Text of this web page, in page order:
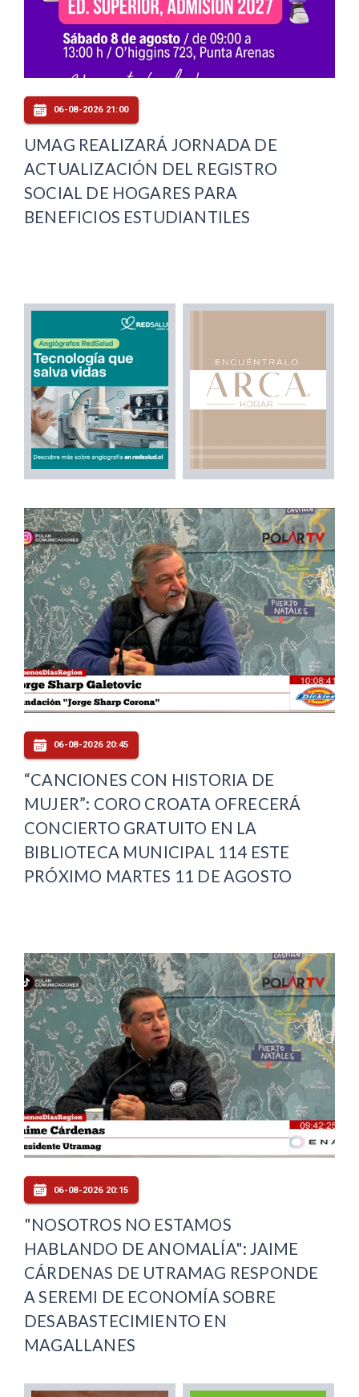
06-08-2026 21:00
UMAG REALIZARÁ JORNADA DE
ACTUALIZACIÓN DEL REGISTRO
SOCIAL DE HOGARES PARA
BENEFICIOS ESTUDIANTILES
06-08-2026 20:45
“CANCIONES CON HISTORIA DE
MUJER”: CORO CROATA OFRECERÁ
CONCIERTO GRATUITO EN LA
BIBLIOTECA MUNICIPAL 114 ESTE
PRÓXIMO MARTES 11 DE AGOSTO
06-08-2026 20:15
"NOSOTROS NO ESTAMOS
HABLANDO DE ANOMALÍA": JAIME
CÁRDENAS DE UTRAMAG RESPONDE
A SEREMI DE ECONOMÍA SOBRE
DESABASTECIMIENTO EN
MAGALLANES